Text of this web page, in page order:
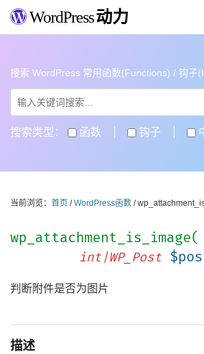
WordPress动力
搜索 WordPress 常用函数(Functions) / 钩子
搜索类型： 函数 钩子
当前浏览： 首页 /WordPress函数 /
wp_attachment_is_image(
int|WP_Post
判断附件是否为图片
描述